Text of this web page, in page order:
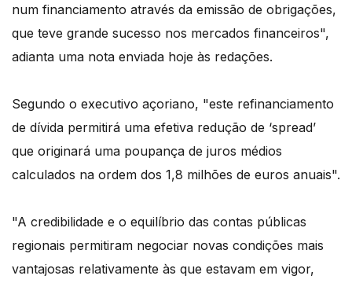
num financiamento através da emissão de obrigações,
que teve grande sucesso nos mercados financeiros",
adianta uma nota enviada hoje às redações.
Segundo o executivo açoriano, "este refinanciamento
de dívida permitirá uma efetiva redução de ‘spread’
que originará uma poupança de juros médios
calculados na ordem dos 1,8 milhões de euros anuais".
"A credibilidade e o equilíbrio das contas públicas
regionais permitiram negociar novas condições mais
vantajosas relativamente às que estavam em vigor,